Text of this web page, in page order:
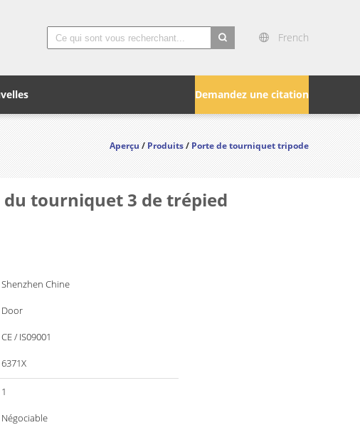
French
Demandez une citation
Aperçu/Produits/Porte de tourniquet tripode
du tourniquet 3 de trépied
Shenzhen Chine
Door
CE / IS09001
6371X
1
Négociable